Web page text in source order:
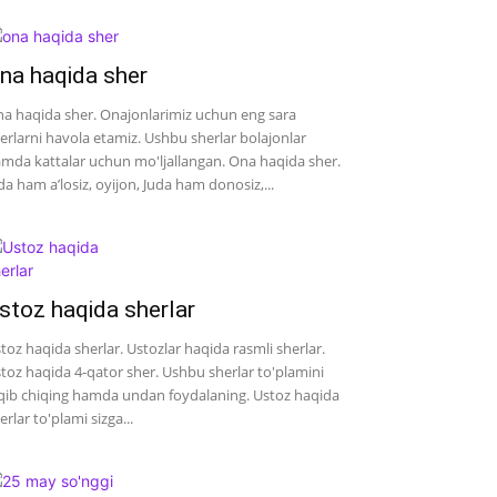
haqida sher
haqida sher. Onajonlarimiz uchun eng sara
havola etamiz. Ushbu sherlar bolajonlar
kattalar uchun mo'ljallangan. Ona haqida sher.
ham a’losiz, oyijon, Juda ham donosiz,...
haqida sherlar
haqida sherlar. Ustozlar haqida rasmli sherlar.
haqida 4-qator sher. Ushbu sherlar to'plamini
chiqing hamda undan foydalaning. Ustoz haqida
to'plami sizga...